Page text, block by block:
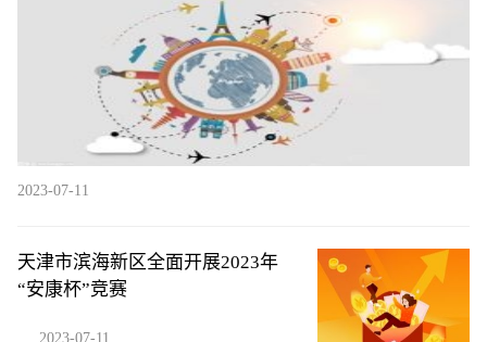
2023-07-11
天津市滨海新区全面开展2023年
“安康杯”竞赛
2023-07-11